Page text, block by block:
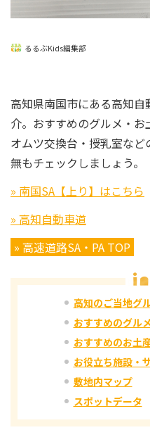
るるぶKids編集部
高知県南国市にある高知自
介。おすすめのグルメ・お
オムツ交換台・授乳室な
無もチェックしましょう。
» 南国SA【上り】はこちら
» 高知自動車道
» 高速道路SA・PA TOP
高知のご当地グ
おすすめのグル
おすすめのお土
お役立ち施設・
敷地内マップ
スポットデータ